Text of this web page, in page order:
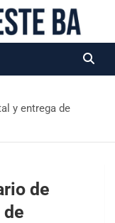
y entrega de
de